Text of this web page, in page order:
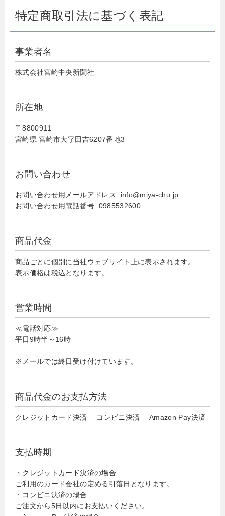
特定商取引法に基づく表記
事業者名
株式会社宮崎中央新聞社
所在地
〒8800911
宮崎県 宮崎市大字田吉6207番地3
お問い合わせ
お問い合わせ用メールアドレス: info@miya-chu.jp
お問い合わせ用電話番号: 0985532600
商品代金
商品ごとに個別に当社ウェブサイト上に表示されます。
表示価格は税込となります。
営業時間
≪電話対応≫
平日9時半～16時
※メールでは終日受け付けています。
商品代金のお支払方法
クレジットカード決済 コンビニ決済 Amazon Pay決済
支払時期
・クレジットカード決済の場合
ご利用のカード会社の定める引落日となります。
・コンビニ決済の場合
ご注文から5日以内にお支払いください。